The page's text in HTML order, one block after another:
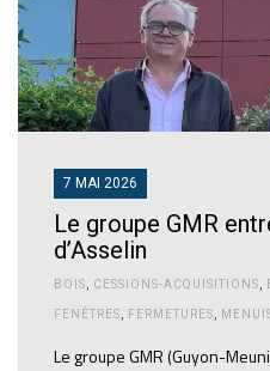
7 MAI 2026
Le groupe GMR
d’Asselin
BOIS CESSIONS-ACQUISITIONS
FENÊTRES FERMETURES
Le groupe GMR (Guyon-